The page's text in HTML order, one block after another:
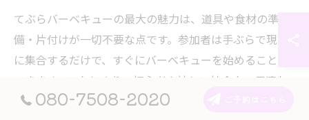
てぶらバーベキューの最大の魅力は、道具や食材の準
備・片付けが一切不要な点です。参加者は手ぶらで現地
に集合するだけで、すぐにバーベキューを始めることが
できます。これにより、初心者や忙しい社会人、子連れ
のファミリーでも気軽にアウトドア体験が楽しめます。
080-7508-2020